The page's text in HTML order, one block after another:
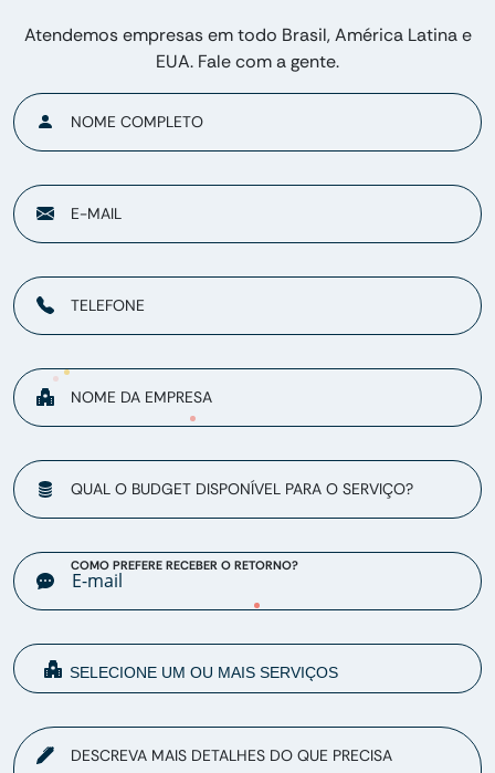
Atendemos empresas em todo Brasil, América Latina e
EUA. Fale com a gente.
NOME COMPLETO
E-MAIL
TELEFONE
NOME DA EMPRESA
QUAL O BUDGET DISPONÍVEL PARA O SERVIÇO?
COMO PREFERE RECEBER O RETORNO?
DESCREVA MAIS DETALHES DO QUE PRECISA